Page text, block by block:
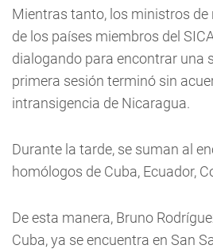
Mientras tanto, los ministros de
de los países miembros del
dialogando para encontrar una
primera sesión terminó sin
intransigencia de Nicaragua.
Durante la tarde, se suman al
homólogos de Cuba, Ecuador,
De esta manera, Bruno
Cuba, ya se encuentra en San